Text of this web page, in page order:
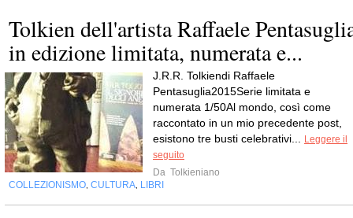
Tolkien dell'artista Raffaele
in edizione limitata, numerata e...
J.R.R. Tolkiendi Raffaele
Pentasuglia2015Serie limitata e
numerata 1/50Al mondo, così come
raccontato in un mio precedente post,
esistono tre busti celebrativi...
Leggere il
seguito
Da Tolkieniano
COLLEZIONISMO CULTURA LIBRI